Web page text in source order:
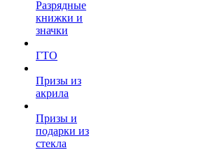
Разрядные
книжки и
значки
ГТО
Призы из
акрила
Призы и
подарки из
стекла